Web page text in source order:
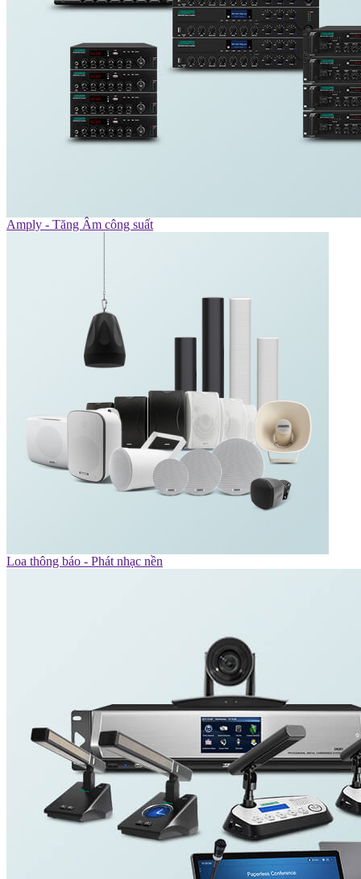
Amply - Tăng Âm công suất
Loa thông báo - Phát nhạc nền